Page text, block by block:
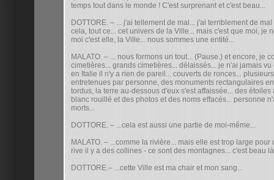
temps tout dans le monde ! C'est surprenant et c'est beau...
DOTTORE. – ... j'ai tellement de mal... j'ai terriblement de
cela, tout ce... cet univers de la Ville... mais c'est que moi, je
moi c'est elle, la Ville... nous sommes une entité...
MALATO. – ... nous formons un tout... (Pause.) et encore, je
cimetières... grands cimetières... délaissés... je n'ai jamais
en Italie il n'y a rien de pareil... couverts de ronces...
entretenues par personne, des monuments rectangulaires
tordus, la terre au-dessous d'eux s'est affaissée... des
blanc rouillé et des photos et des noms effacés... personne
morts...
DOTTORE. – ...cela est aussi une partie de moi-même...
MALATO. – ...comme la rivière... mais elle est trop large
rive il y a des collines - ce sont des montagnes... c'est beau
DOTTORE.– ...cette Ville est ma chair et mon sang...